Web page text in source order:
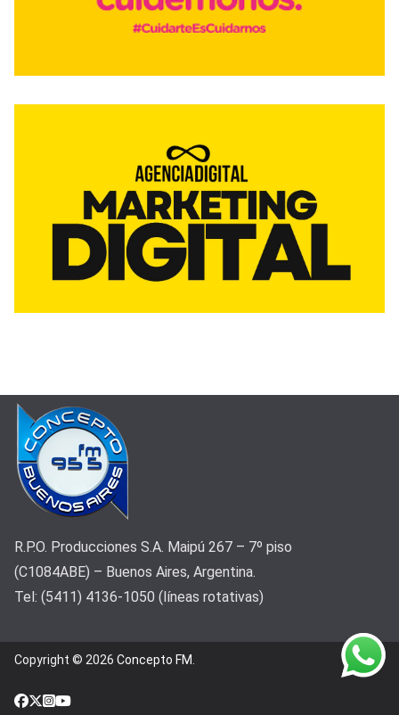
R.P.O. Producciones S.A. Maipú 267 – 7º piso
(C1084ABE) – Buenos Aires, Argentina.
Tel: (5411) 4136-1050 (líneas rotativas)
Copyright © 2026 Concepto FM